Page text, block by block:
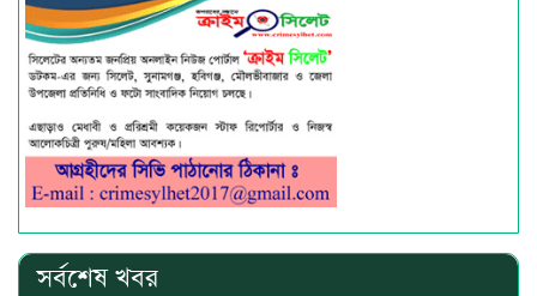
সর্বশেষ খবর